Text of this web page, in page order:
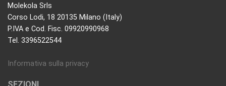
Molekola Srls
Corso Lodi, 18 20135 Milano (Italy)
P.IVA e Cod. Fisc. 09920990968
Tel. 3396522544
Informativa sulla privacy